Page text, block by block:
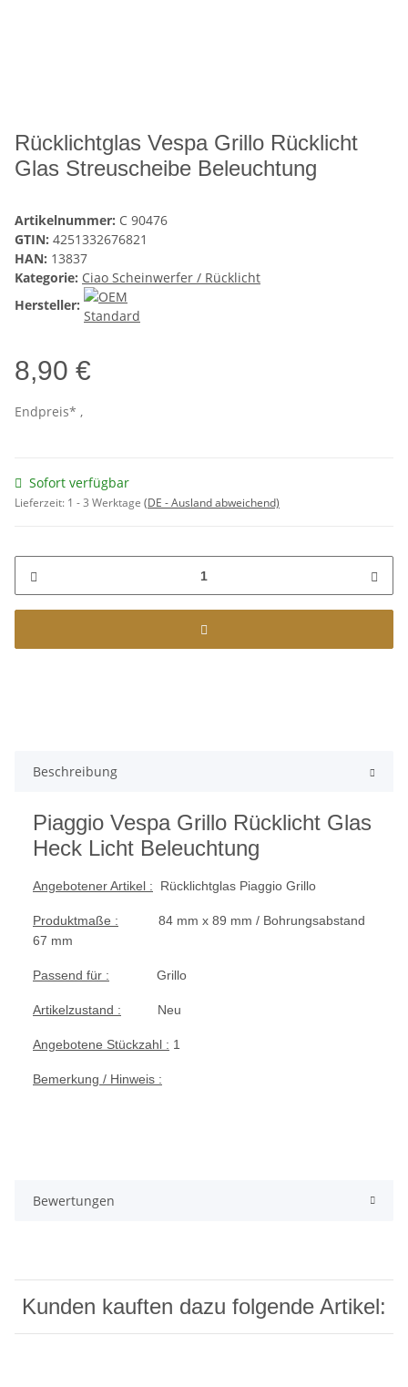
Rücklichtglas Vespa Grillo Rücklicht
Glas Streuscheibe Beleuchtung
Artikelnummer: C 90476
GTIN: 4251332676821
HAN: 13837
Kategorie: Ciao Scheinwerfer / Rücklicht
Hersteller:
8,90 €
Endpreis* ,
Sofort verfügbar
Lieferzeit: 1 - 3 Werktage (DE - Ausland abweichend)
Beschreibung
Piaggio Vespa Grillo Rücklicht Glas
Heck Licht Beleuchtung
Angebotener Artikel : Rücklichtglas Piaggio Grillo
Produktmaße : 84 mm x 89 mm / Bohrungsabstand
67 mm
Passend für : Grillo
Artikelzustand : Neu
Angebotene Stückzahl : 1
Bemerkung / Hinweis :
Bewertungen
Kunden kauften dazu folgende Artikel: